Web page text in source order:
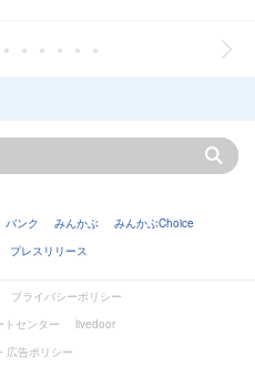
バンク みんかぶ
みんかぶChoice
プレスリリース
プライバシーポリシー
センター
livedoor
広告ポリシー